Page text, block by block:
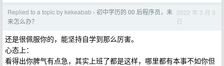
Replied to a topic by kekeabab › 初中学历的 00 后程序员，未
来怎么办？
2022 年 3 月 3
日
还是很佩服你的，能坚持自学到那么厉害。
心态上：
看得出你脾气有点急，其实上班了都是这样，哪里都有本事不如你但